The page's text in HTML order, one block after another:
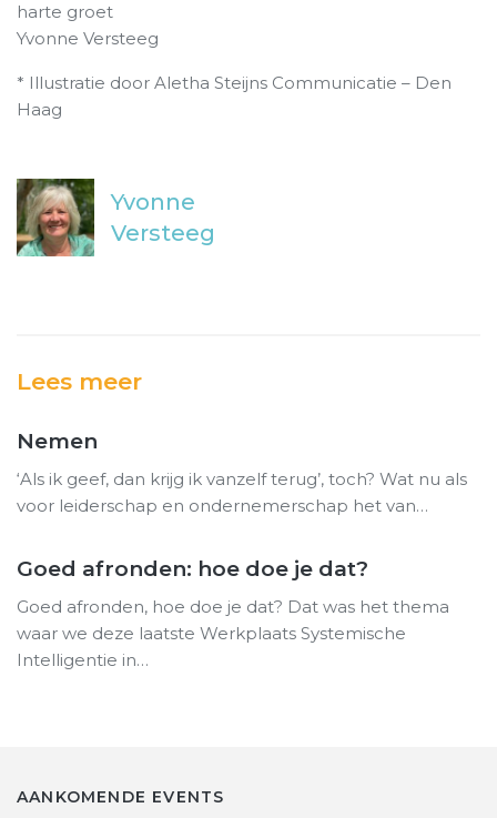
harte groet
Yvonne Versteeg
* Illustratie door Aletha Steijns Communicatie – Den
Haag
Yvonne
Versteeg
Lees meer
Nemen
‘Als ik geef, dan krijg ik vanzelf terug’, toch? Wat nu als
voor leiderschap en ondernemerschap het van…
Goed afronden: hoe doe je dat?
Goed afronden, hoe doe je dat? Dat was het thema
waar we deze laatste Werkplaats Systemische
Intelligentie in…
AANKOMENDE EVENTS